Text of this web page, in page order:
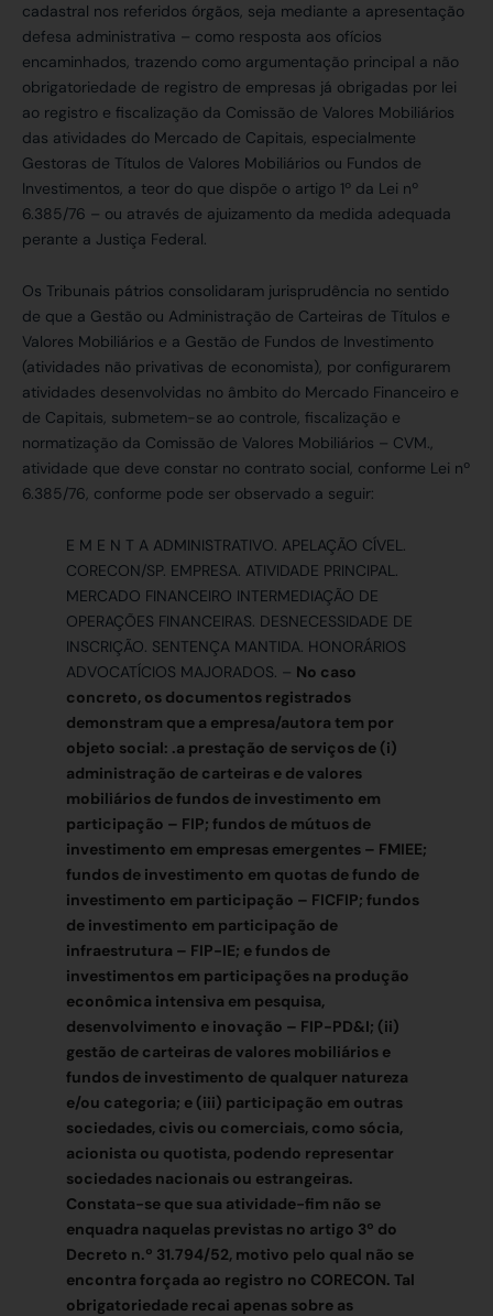
cadastral nos referidos órgãos, seja mediante a apresentação
defesa administrativa – como resposta aos ofícios
encaminhados, trazendo como argumentação principal a não
obrigatoriedade de registro de empresas já obrigadas por lei
ao registro e fiscalização da Comissão de Valores Mobiliários
das atividades do Mercado de Capitais, especialmente
Gestoras de Títulos de Valores Mobiliários ou Fundos de
Investimentos, a teor do que dispõe o artigo 1º da Lei nº
6.385/76 – ou através de ajuizamento da medida adequada
perante a Justiça Federal.
Os Tribunais pátrios consolidaram jurisprudência no sentido
de que a Gestão ou Administração de Carteiras de Títulos e
Valores Mobiliários e a Gestão de Fundos de Investimento
(atividades não privativas de economista), por configurarem
atividades desenvolvidas no âmbito do Mercado Financeiro e
de Capitais, submetem-se ao controle, fiscalização e
normatização da Comissão de Valores Mobiliários – CVM.,
atividade que deve constar no contrato social, conforme Lei nº
6.385/76, conforme pode ser observado a seguir:
E M E N T A ADMINISTRATIVO. APELAÇÃO CÍVEL.
CORECON/SP. EMPRESA. ATIVIDADE PRINCIPAL.
MERCADO FINANCEIRO INTERMEDIAÇÃO DE
OPERAÇÕES FINANCEIRAS. DESNECESSIDADE DE
INSCRIÇÃO. SENTENÇA MANTIDA. HONORÁRIOS
ADVOCATÍCIOS MAJORADOS. – No caso
concreto, os documentos registrados
demonstram que a empresa/autora tem por
objeto social: .a prestação de serviços de (i)
administração de carteiras e de valores
mobiliários de fundos de investimento em
participação – FIP; fundos de mútuos de
investimento em empresas emergentes – FMIEE;
fundos de investimento em quotas de fundo de
investimento em participação – FICFIP; fundos
de investimento em participação de
infraestrutura – FIP-IE; e fundos de
investimentos em participações na produção
econômica intensiva em pesquisa,
desenvolvimento e inovação – FIP-PD&I; (ii)
gestão de carteiras de valores mobiliários e
fundos de investimento de qualquer natureza
e/ou categoria; e (iii) participação em outras
sociedades, civis ou comerciais, como sócia,
acionista ou quotista, podendo representar
sociedades nacionais ou estrangeiras.
Constata-se que sua atividade-fim não se
enquadra naquelas previstas no artigo 3º do
Decreto n.º 31.794/52, motivo pelo qual não se
encontra forçada ao registro no CORECON. Tal
obrigatoriedade recai apenas sobre as